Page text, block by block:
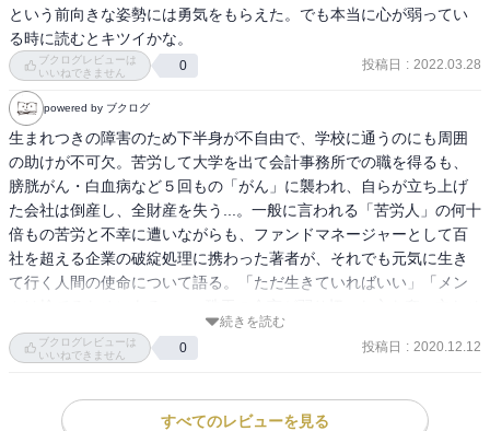
という前向きな姿勢には勇気をもらえた。でも本当に心が弱ってい
る時に読むとキツイかな。
ブクログレビューは
いいねできません
0 投稿日 : 2022.03.28
powered by ブクログ
生まれつきの障害のため下半身が不自由で、学校に通うのにも周囲
の助けが不可欠。苦労して大学を出て会計事務所での職を得るも、
膀胱がん・白血病など５回もの「がん」に襲われ、自らが立ち上げ
た会社は倒産し、全財産を失う...。一般に言われる「苦労人」の何十
倍もの苦労と不幸に遭いながらも、ファンドマネージャーとして百
社を超える企業の破綻処理に携わった著者が、それでも元気に生き
て行く人間の使命について語る。「ただ生きていればいい」「メン
てくれる一冊。
続きを読む
ブクログレビューは
いいねできません
0 投稿日 : 2020.12.12
すべてのレビューを見る